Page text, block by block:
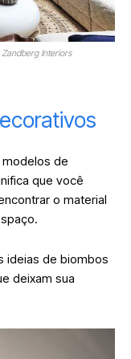
Interiors
de
que você
o material
ideias de biombos
deixam sua